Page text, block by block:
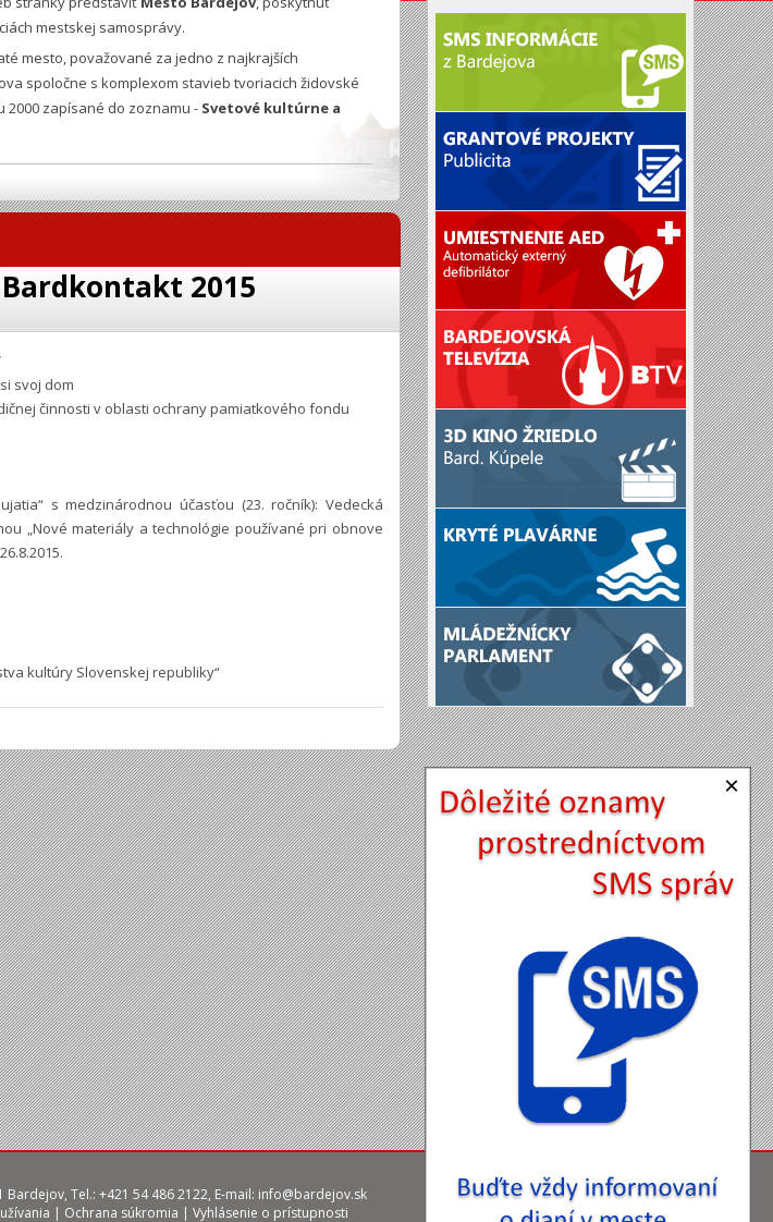
mestskej samosprávy.
mesto, považované za jedno z najkrajších
spoločne s komplexom stavieb tvoriacich židovské
2000 zapísané do zoznamu - Svetové kultúrne a
2015
svoj dom
činnosti v oblasti ochrany pamiatkového fondu
s medzinárodnou účasťou (23. ročník): Vedecká
„Nové materiály a technológie používané pri obnove
kultúry Slovenskej republiky“
×
Tel.: +421 54 486 2122, E-mail: info@bardejov.sk
| Ochrana súkromia | Vyhlásenie o prístupnosti